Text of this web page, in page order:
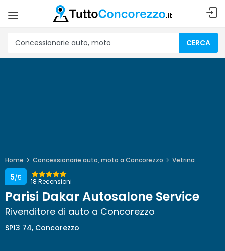
CERCA
Home Concessionarie auto, moto a Concorezzo Vetrina
18 Recensioni
5/5
Parisi Dakar Autosalone Service
Rivenditore di auto a Concorezzo
SP13 74, Concorezzo